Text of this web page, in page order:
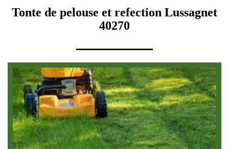
Tonte de pelouse et refection Lussagnet
40270